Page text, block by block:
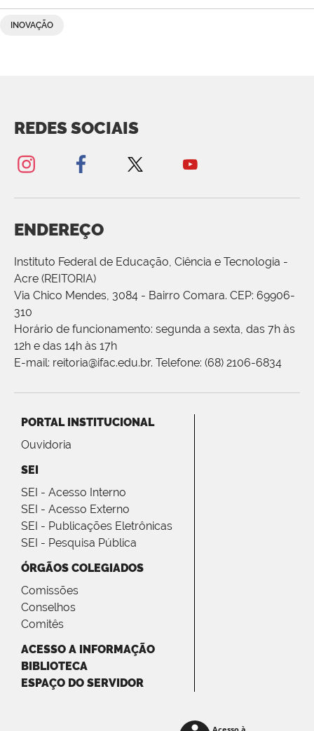
INOVAÇÃO
REDES SOCIAIS
ENDEREÇO
Instituto Federal de Educação, Ciência e Tecnologia -
Acre (REITORIA)
Via Chico Mendes, 3084 - Bairro Comara. CEP: 69906-
310
Horário de funcionamento: segunda a sexta, das 7h às
12h e das 14h às 17h
E-mail: reitoria@ifac.edu.br. Telefone: (68) 2106-6834
PORTAL INSTITUCIONAL
Ouvidoria
SEI
SEI - Acesso Interno
SEI - Acesso Externo
SEI - Publicações Eletrônicas
SEI - Pesquisa Pública
ÓRGÃOS COLEGIADOS
Comissões
Conselhos
Comitês
ACESSO A INFORMAÇÃO
BIBLIOTECA
ESPAÇO DO SERVIDOR